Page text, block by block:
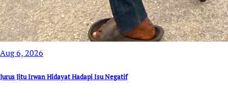
Aug 6, 2026
Jurus Jitu Irwan Hidayat Hadapi Isu Negatif